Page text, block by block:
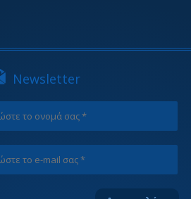
Newsletter